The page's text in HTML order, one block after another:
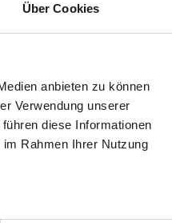
Über Cookies
anbieten zu können
Verwendung unserer
diese Informationen
Rahmen Ihrer Nutzung